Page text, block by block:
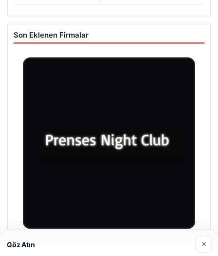
Son Eklenen Firmalar
Prenses Night Club
Göz Atın ×